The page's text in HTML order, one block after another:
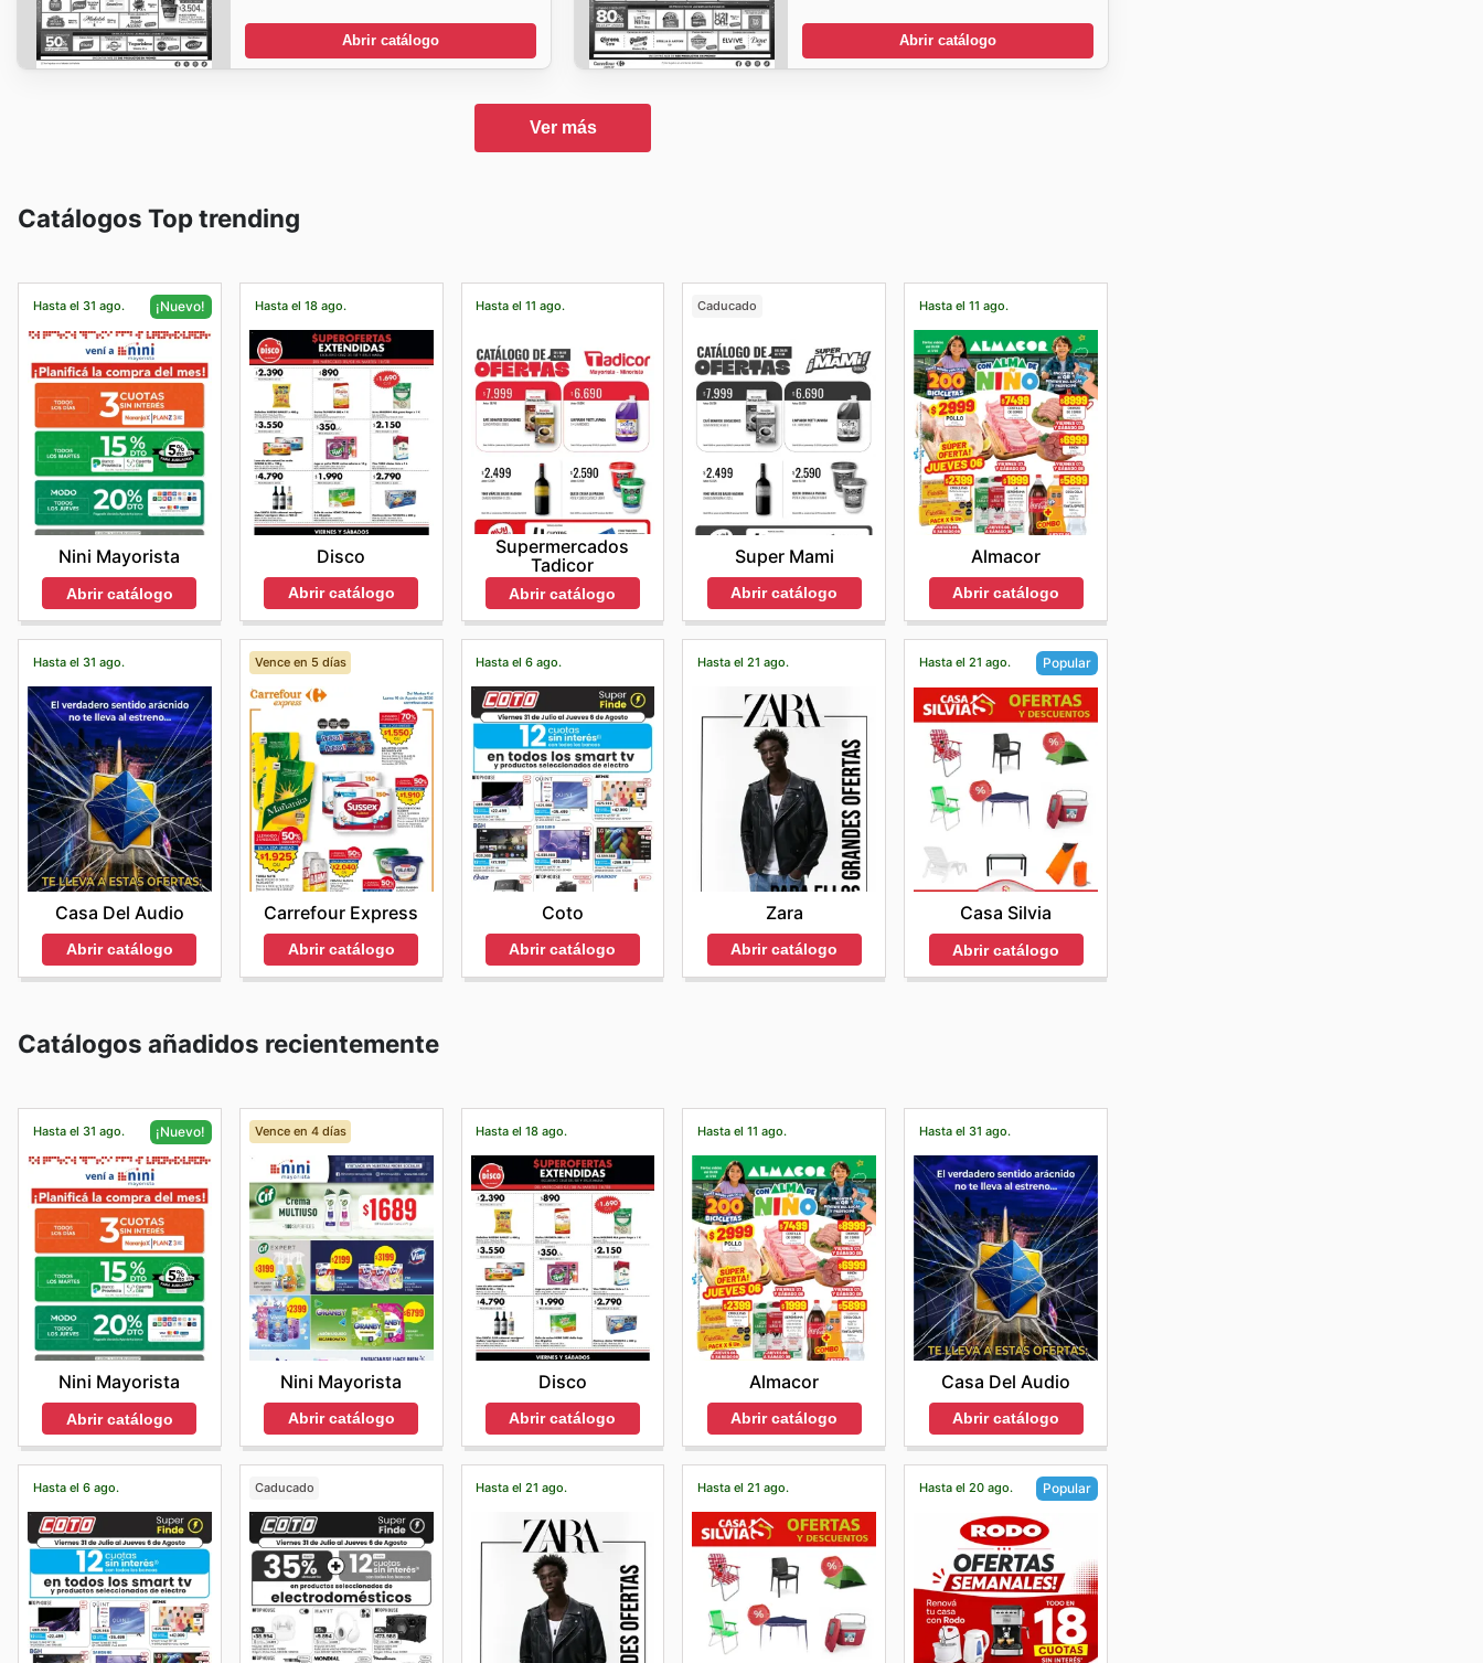
Abrir catálogo Abrir catálogo
Ver más
Catálogos Top trending
Hasta el 31 ago. ¡Nuevo!
Nini Mayorista
Abrir catálogo
Hasta el 18 ago.
Disco
Abrir catálogo
Hasta el 11 ago.
Supermercados
Tadicor
Abrir catálogo
Caducado
Super Mami
Abrir catálogo
Hasta el 11 ago.
Almacor
Abrir catálogo
Hasta el 31 ago.
Casa Del Audio
Abrir catálogo
Vence en 5 días
Carrefour Express
Abrir catálogo
Hasta el 6 ago.
Coto
Abrir catálogo
Hasta el 21 ago.
Zara
Abrir catálogo
Hasta el 21 ago. Popular
Casa Silvia
Abrir catálogo
Catálogos añadidos recientemente
Hasta el 31 ago. ¡Nuevo!
Nini Mayorista
Abrir catálogo
Vence en 4 días
Nini Mayorista
Abrir catálogo
Hasta el 18 ago.
Disco
Abrir catálogo
Hasta el 11 ago.
Almacor
Abrir catálogo
Hasta el 31 ago.
Casa Del Audio
Abrir catálogo
Hasta el 6 ago. Caducado Hasta el 21 ago. Hasta el 21 ago. Hasta el 20 ago. Popular